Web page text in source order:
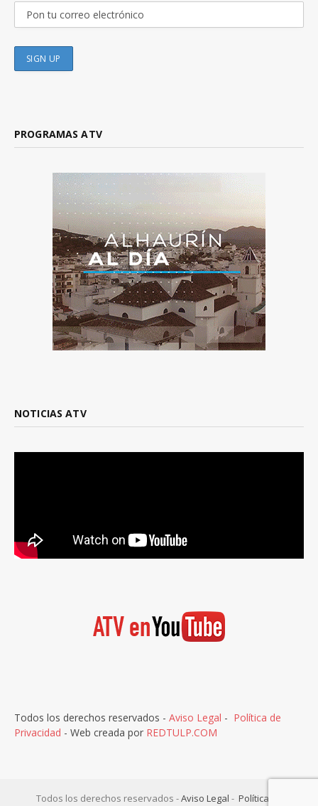
PROGRAMAS ATV
NOTICIAS ATV
Todos los derechos reservados - Aviso Legal - Política de
Privacidad - Web creada por REDTULP.COM
Todos los derechos reservados -Aviso Legal - Política de